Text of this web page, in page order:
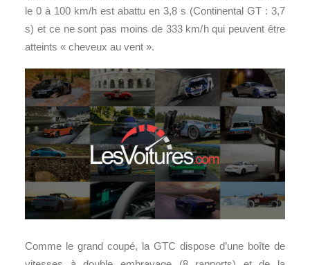
le 0 à 100 km/h est abattu en 3,8 s (Continental GT : 3,7
s) et ce ne sont pas moins de 333 km/h qui peuvent être
atteints « cheveux au vent ».
Comme le grand coupé, la GTC dispose d’une boîte de